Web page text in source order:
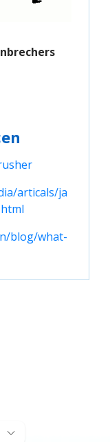
articals/ja
blog/what-